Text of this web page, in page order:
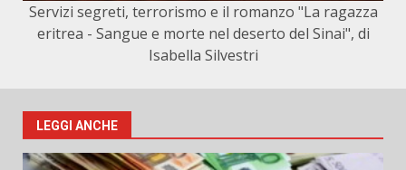
Servizi segreti, terrorismo e il romanzo "La ragazza
eritrea - Sangue e morte nel deserto del Sinai", di
Isabella Silvestri
LEGGI ANCHE